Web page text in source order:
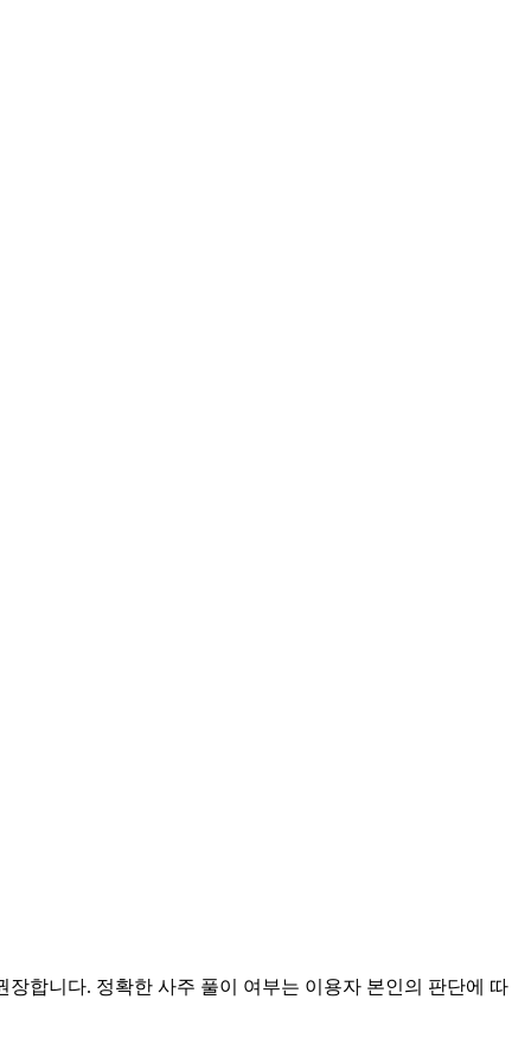
합니다. 정확한 사주 풀이 여부는 이용자 본인의 판단에 따